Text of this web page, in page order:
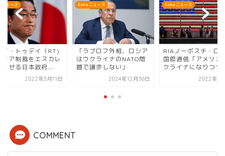
ニュース
ア・トゥデイ（RT)
シア制裁をエスカレ
させる日本政府...
2022年5月11日
Extra ニュース
「ラブロフ外相、ロシア
はウクライナのNATO問
題で譲歩しない」
2024年12月30日
Extra ニュース
RIAノーボスチ・ロ
国際通信「アメリカ
クライナになりつつ
2022年4
COMMENT